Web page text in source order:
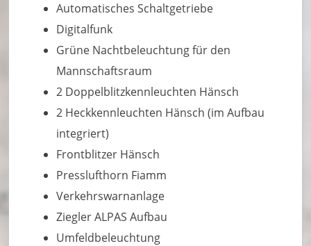
Automatisches Schaltgetriebe
Digitalfunk
Grüne Nachtbeleuchtung für den
Mannschaftsraum
2 Doppelblitzkennleuchten Hänsch
2 Heckkennleuchten Hänsch (im Aufbau
integriert)
Frontblitzer Hänsch
Presslufthorn Fiamm
Verkehrswarnanlage
Ziegler ALPAS Aufbau
Umfeldbeleuchtung